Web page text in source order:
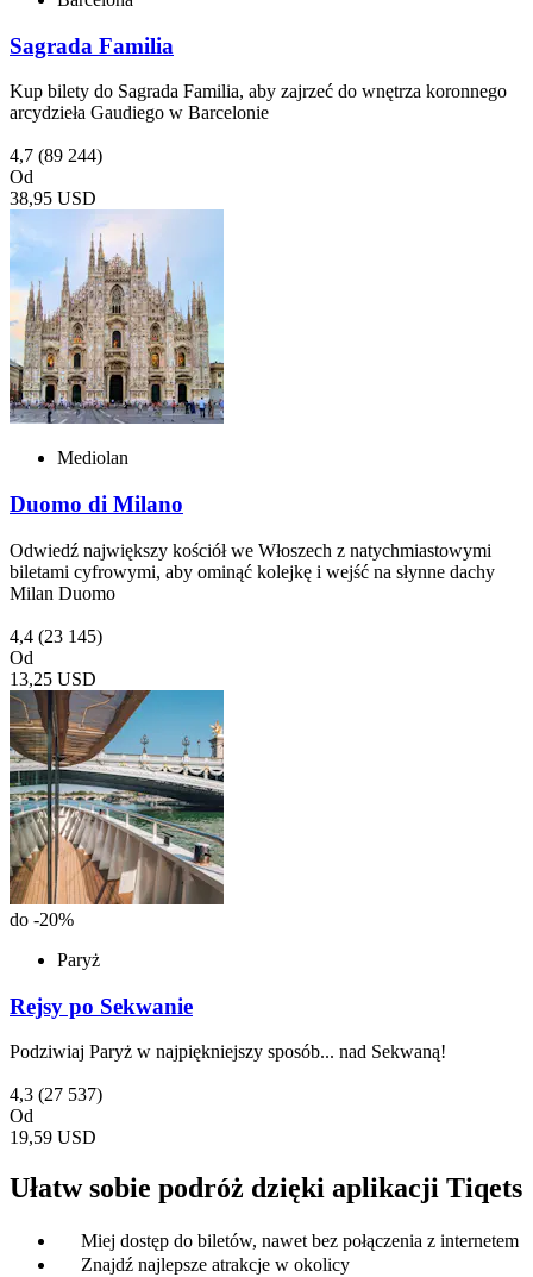
Sagrada Familia
Kup bilety do Sagrada Familia, aby zajrzeć do wnętrza koronnego
arcydzieła Gaudiego w Barcelonie
4,7 (89 244)
Od
38,95 USD
Mediolan
Duomo di Milano
Odwiedź największy kościół we Włoszech z natychmiastowymi
biletami cyfrowymi, aby ominąć kolejkę i wejść na słynne dachy
Milan Duomo
4,4 (23 145)
Od
13,25 USD
do -20%
Paryż
Rejsy po Sekwanie
Podziwiaj Paryż w najpiękniejszy sposób... nad Sekwaną!
4,3 (27 537)
Od
19,59 USD
Ułatw sobie podróż dzięki aplikacji Tiqets
Miej dostęp do biletów, nawet bez połączenia z internetem
Znajdź najlepsze atrakcje w okolicy